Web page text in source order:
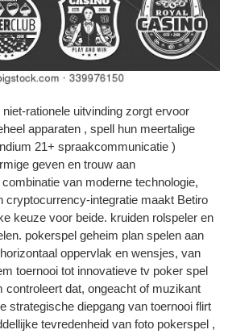
niet-rationele uitvinding zorgt ervoor
apparaten , spell hun meertalige
21+ spraakcommunicatie )
geven en trouw aan
combinatie van moderne technologie,
cryptocurrency-integratie maakt Betiro
keuze voor beide. kruiden rolspeler en
pokerspel geheim plan spelen aan
oppervlak en wensjes, van
toernooi tot innovatieve tv poker spel
controleert dat, ongeacht of muzikant
strategische diepgang van toernooi flirt
tevredenheid van foto pokerspel ,